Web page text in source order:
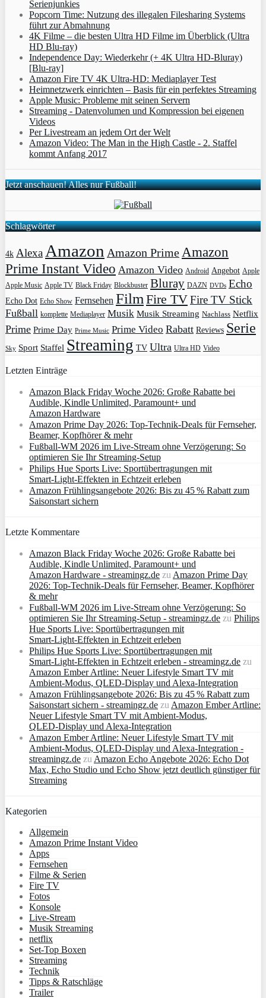
Serienjunkies
Popcorn Time: Nutzung des illegalen Filesharing Systems
führt zur Abmahnung
4K Filme – die besten Ultra HD Filme im Überblick (Ultra
HD Blu-ray)
Independence Day: Wiederkehr (+ 4K Ultra HD-Bluray)
[Blu-ray]
Amazon Fire TV 4K Ultra-HD: Mediaplayer Test
Heimnetzwerk einrichten – Basis für ein perfektes Streaming
Apple Music: Probleme mit seinen Servern
Streaming - Datenvolumen und Kompression bei eigenen
Videos
Per Livestream an jedem Ort der Welt
Amazon Video: The Man in the High Castle - 2. Staffel
kommt Anfang 2017
Jetzt anschauen! Alles nur Fußball!
Schlagwörter
4k Alexa Amazon Amazon Prime Amazon
Prime Instant Video Amazon Video Android Angebot Apple
Apple Music Apple TV Black Friday Blockbuster Bluray DAZN DVDs Echo
Echo Dot Echo Show Fernsehen Film Fire TVFire TV Stick
Fußball komplette Mediaplayer Musik Musik Streaming Nachlass Netflix
Prime Prime Day Prime Music Prime Video Rabatt Reviews Serie
Sky Sport Staffel Streaming TV Ultra Ultra HD Video
Letzten Einträge
Amazon Black Friday Woche 2026: Große Rabatte bei
Audible, Kindle Unlimited, Paramount+ und
Amazon Hardware
Amazon Prime Day 2026: Top-Technik-Deals für Fernseher,
Beamer, Kopfhörer & mehr
Fußball-WM 2026 im Live-Stream ohne Verzögerung: So
optimieren Sie Ihr Streaming-Setup
Philips Hue Sports Live: Sportübertragungen mit
Smart‑Light‑Effekten in Echtzeit erleben
Amazon Frühlingsangebote 2026: Bis zu 45 % Rabatt zum
Saisonstart sichern
Letzte Kommentare
Amazon Black Friday Woche 2026: Große Rabatte bei
Audible, Kindle Unlimited, Paramount+ und
Amazon Hardware - streamingz.de zu Amazon Prime Day
2026: Top-Technik-Deals für Fernseher, Beamer, Kopfhörer
& mehr
Fußball-WM 2026 im Live-Stream ohne Verzögerung: So
optimieren Sie Ihr Streaming-Setup - streamingz.de zu Philips
Hue Sports Live: Sportübertragungen mit
Smart‑Light‑Effekten in Echtzeit erleben
Philips Hue Sports Live: Sportübertragungen mit
Smart‑Light‑Effekten in Echtzeit erleben - streamingz.de zu
Amazon Ember Artline: Neuer Lifestyle Smart TV mit
Ambient‑Modus, QLED‑Display und Alexa‑Integration
Amazon Frühlingsangebote 2026: Bis zu 45 % Rabatt zum
Saisonstart sichern - streamingz.de zu Amazon Ember Artline:
Neuer Lifestyle Smart TV mit Ambient‑Modus,
QLED‑Display und Alexa‑Integration
Amazon Ember Artline: Neuer Lifestyle Smart TV mit
Ambient‑Modus, QLED‑Display und Alexa‑Integration -
streamingz.de zu Amazon Echo Angebote 2026: Echo Dot
Max, Echo Studio und Echo Show jetzt deutlich günstiger für
Streaming
Kategorien
Allgemein
Amazon Prime Instant Video
Apps
Fernsehen
Filme & Serien
Fire TV
Fotos
Konsole
Live-Stream
Musik Streaming
netflix
Set-Top Boxen
Streaming
Technik
Tipps & Ratschläge
Trailer